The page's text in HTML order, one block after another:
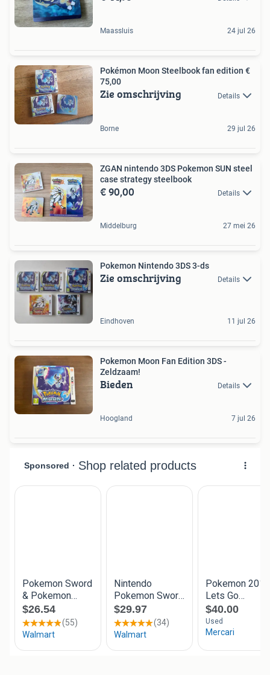
Maassluis 24 jul 26
Pokémon Moon Steelbook fan edition €
75,00
Zie omschrijving Details
Borne 29 jul 26
ZGAN nintendo 3DS Pokemon SUN steel
case strategy steelbook
€ 90,00 Details
Middelburg 27 mei 26
Pokemon Nintendo 3DS 3-ds
Zie omschrijving Details
Eindhoven 11 jul 26
Pokemon Moon Fan Edition 3DS -
Zeldzaam!
Bieden Details
Hoogland 7 jul 26